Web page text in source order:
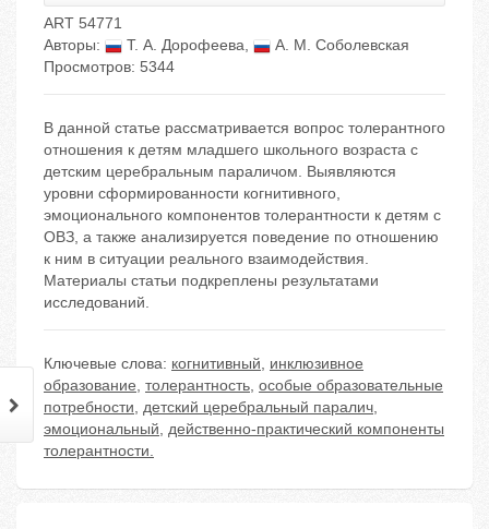
ART 54771
Авторы:
Т. А. Дорофеева,
А. М. Соболевская
Просмотров: 5344
В данной статье рассматривается вопрос толерантного
отношения к детям младшего школьного возраста с
детским церебральным параличом. Выявляются
уровни сформированности когнитивного,
эмоционального компонентов толерантности к детям с
ОВЗ, а также анализируется поведение по отношению
к ним в ситуации реального взаимодействия.
Материалы статьи подкреплены результатами
исследований.
Ключевые слова: когнитивный, инклюзивное
образование, толерантность, особые образовательные
потребности, детский церебральный паралич,
эмоциональный, действенно-практический компоненты
толерантности.